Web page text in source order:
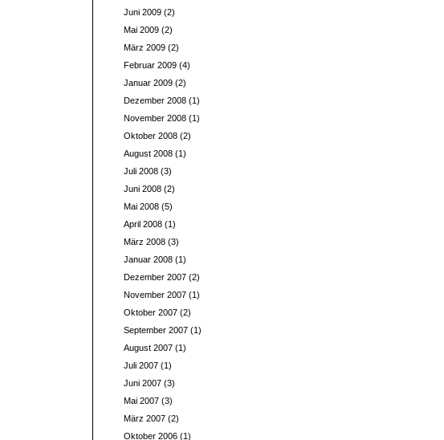
Juni 2009(2)
Mai 2009(2)
März 2009(2)
Februar 2009(4)
Januar 2009(2)
Dezember 2008(1)
November 2008(1)
Oktober 2008(2)
August 2008(1)
Juli 2008(3)
Juni 2008(2)
Mai 2008(5)
April 2008(1)
März 2008(3)
Januar 2008(1)
Dezember 2007(2)
November 2007(1)
Oktober 2007(2)
September 2007(1)
August 2007(1)
Juli 2007(1)
Juni 2007(3)
Mai 2007(3)
März 2007(2)
Oktober 2006(1)